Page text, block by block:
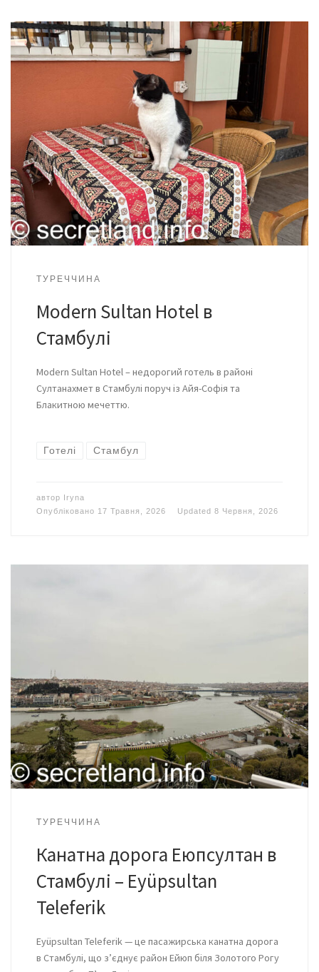
ТУРЕЧЧИНА
Modern Sultan Hotel в
Стамбулі
Modern Sultan Hotel – недорогий готель в районі
Султанахмет в Стамбулі поруч із Айя-Софія та
Блакитною мечеттю.
Готелі Стамбул
автор Iryna
Опубліковано 17 Травня, 2026 Updated 8 Червня, 2026
ТУРЕЧЧИНА
Канатна дорога Еюпсултан в
Стамбулі – Eyüpsultan
Teleferik
Eyüpsultan Teleferik — це пасажирська канатна дорога
в Стамбулі, що з’єднує район Ейюп біля Золотого Рогу